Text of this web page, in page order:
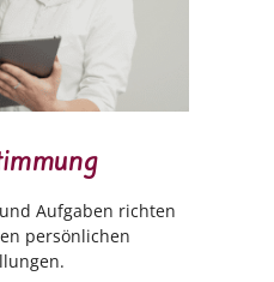
Aufgaben richten
persönlichen